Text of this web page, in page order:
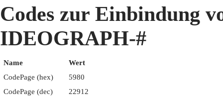
Codes zur Einbindung
IDEOGRAPH-#
Name
Wert
CodePage (hex)
5980
CodePage (dec)
22912